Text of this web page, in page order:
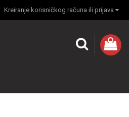
Kreiranje korisničkog računa ili prijava